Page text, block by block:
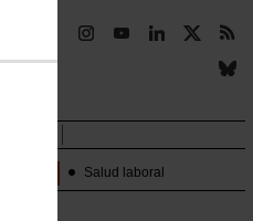
Salud laboral